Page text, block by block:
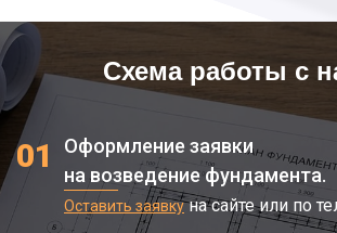
Схема работы с
01
Оформление заявки
на возведение фундамента.
Оставить заявкуна сайте или по